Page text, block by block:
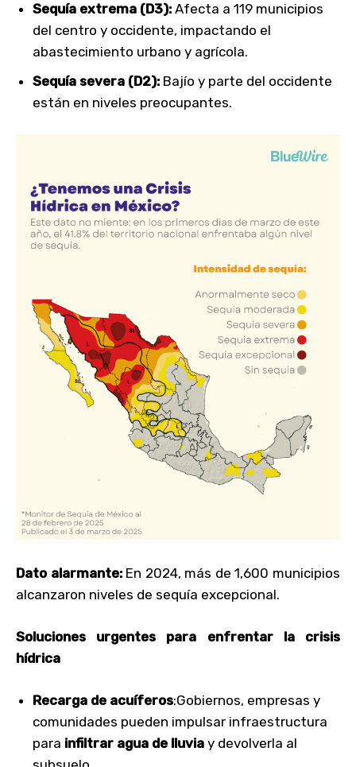
Sequía extrema (D3): Afecta a 119 municipios
del centro y occidente, impactando el
abastecimiento urbano y agrícola.
Sequía severa (D2): Bajío y parte del occidente
están en niveles preocupantes.
Dato alarmante:En 2024, más de 1,600 municipios
alcanzaron niveles de sequía excepcional.
Soluciones urgentes para enfrentar la crisis
hídrica
Recarga de acuíferos:Gobiernos, empresas y
comunidades pueden impulsar infraestructura
para infiltrar agua de lluvia y devolverla al